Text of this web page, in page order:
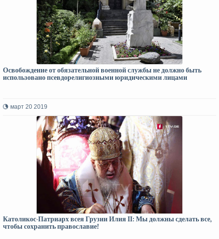
Освобождение от обязательной военной службы не должно быть
использовано псевдорелигиозными юридическими лицами
март 20 2019
Католикос-Патриарх всея Грузии Илия II: Мы должны сделать все,
чтобы сохранить православие!